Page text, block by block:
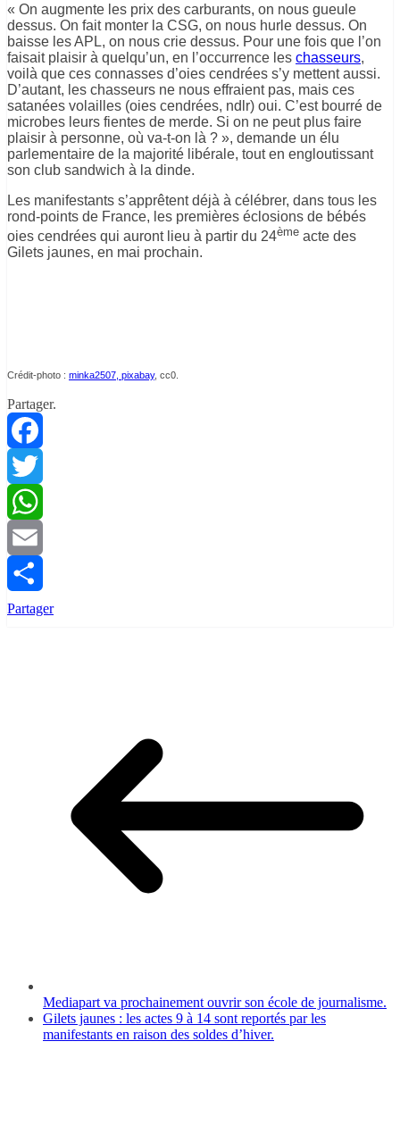
« On augmente les prix des carburants, on nous gueule
dessus. On fait monter la CSG, on nous hurle dessus. On
baisse les APL, on nous crie dessus. Pour une fois que l’on
faisait plaisir à quelqu’un, en l’occurrence les chasseurs,
voilà que ces connasses d’oies cendrées s’y mettent aussi.
D’autant, les chasseurs ne nous effraient pas, mais ces
satanées volailles (oies cendrées, ndlr) oui. C’est bourré de
microbes leurs fientes de merde. Si on ne peut plus faire
plaisir à personne, où va-t-on là ? », demande un élu
parlementaire de la majorité libérale, tout en engloutissant
son club sandwich à la dinde.
Les manifestants s’apprêtent déjà à célébrer, dans tous les
rond-points de France, les premières éclosions de bébés
oies cendrées qui auront lieu à partir du 24ème acte des
Gilets jaunes, en mai prochain.
Crédit-photo : minka2507, pixabay, cc0.
Partager.
Facebook
Twitter
WhatsApp
Email
Partager
Mediapart va prochainement ouvrir son école de journalisme.
Gilets jaunes : les actes 9 à 14 sont reportés par les
manifestants en raison des soldes d’hiver.